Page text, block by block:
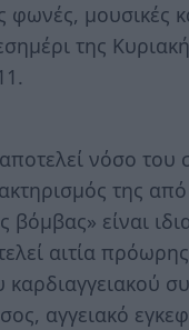
φωνές, μουσικές
της
νόσο του
της
είναι
αιτία
αγγειακό